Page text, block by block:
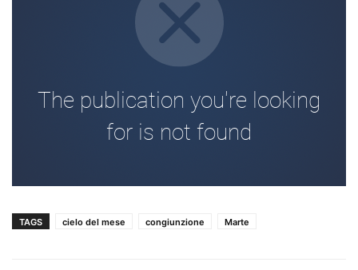
TAGS cielo del mese congiunzione Marte